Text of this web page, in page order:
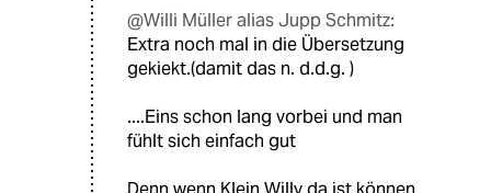
@Willi Müller alias Jupp Schmitz:
Extra noch mal in die Übersetzung
gekiekt.(damit das n. d.d.g. )
....Eins schon lang vorbei und man
fühlt sich einfach gut